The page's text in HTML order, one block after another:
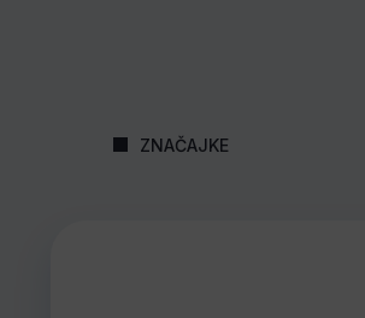
ZNAČAJKE